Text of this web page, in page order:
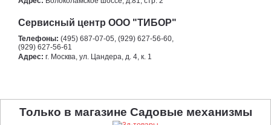
Сервисный центр ООО "ТИБОР"
Телефоны: (495) 687-07-05, (929) 627-56-60,
(929) 627-56-61
Адрес: г. Москва, ул. Цандера, д. 4, к. 1
Только в магазине Садовые механизмы